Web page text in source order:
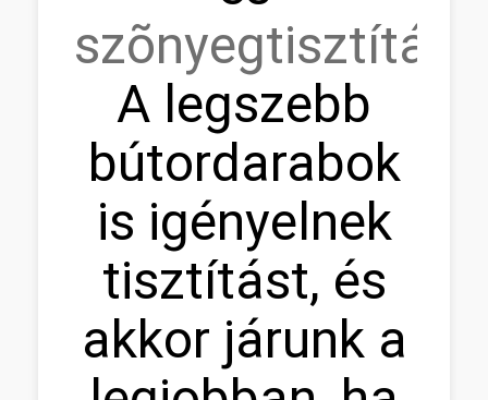
szõnyegtisztítás.
A legszebb
bútordarabok
is igényelnek
tisztítást, és
akkor járunk a